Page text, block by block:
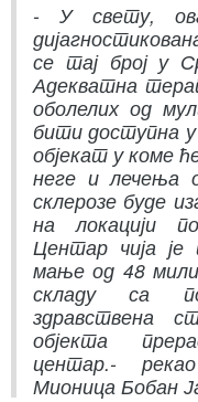
- У свету,
се тај број у
Адекватна
оболелих од
бити доступна
објекат у коме
неге и лечења
склерозе буде
на локацији
Центар чија
мање од 48
складу са
здравствена
објекта
центар.-
Мионица Бобан